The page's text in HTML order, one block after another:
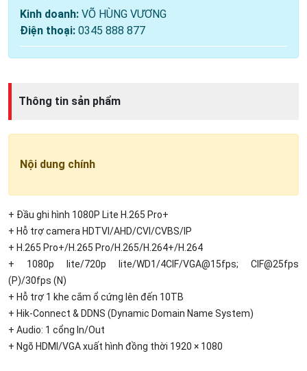
Kinh doanh: VÕ HÙNG VƯƠNG
Điện thoại: 0345 888 877
Thông tin sản phẩm
Nội dung chính
+ Đầu ghi hình 1080P Lite H.265 Pro+
+ Hỗ trợ camera HDTVI/AHD/CVI/CVBS/IP
+ H.265 Pro+/H.265 Pro/H.265/H.264+/H.264
+ 1080p lite/720p lite/WD1/4CIF/VGA@15fps; CIF@25fps
(P)/30fps (N)
+ Hỗ trợ 1 khe cắm ổ cứng lên đến 10TB
+ Hik-Connect & DDNS (Dynamic Domain Name System)
+ Audio: 1 cổng In/Out
+ Ngõ HDMI/VGA xuất hình đồng thời 1920 × 1080